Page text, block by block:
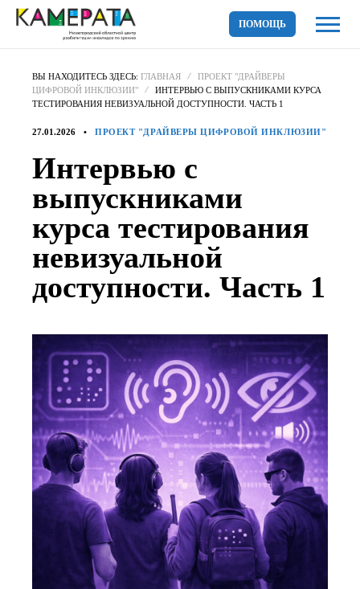
ПОМОЩЬ
ВЫ НАХОДИТЕСЬ ЗДЕСЬ: ГЛАВНАЯ
ПРОЕКТ "ДРАЙВЕРЫ
ЦИФРОВОЙ ИНКЛЮЗИИ"
ИНТЕРВЬЮ С ВЫПУСКНИКАМИ КУРСА
ТЕСТИРОВАНИЯ НЕВИЗУАЛЬНОЙ ДОСТУПНОСТИ. ЧАСТЬ 1
27.01.2026 ПРОЕКТ "ДРАЙВЕРЫ ЦИФРОВОЙ ИНКЛЮЗИИ"
Интервью с
выпускниками
курса тестирования
невизуальной
доступности. Часть 1